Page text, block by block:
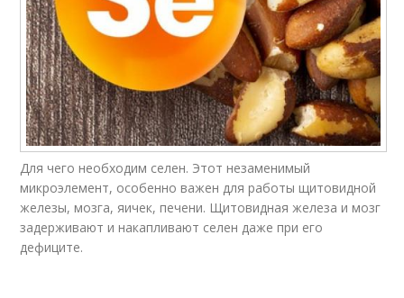
Для чего необходим селен. Этот незаменимый
микроэлемент, особенно важен для работы щитовидной
железы, мозга, яичек, печени. Щитовидная железа и мозг
задерживают и накапливают селен даже при его
дефиците.